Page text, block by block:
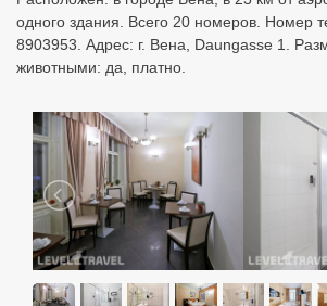
одного здания. Всего 20 номеров. Номер
8903953. Адрес: г. Вена, Daungasse 1.
животными: да, платно.